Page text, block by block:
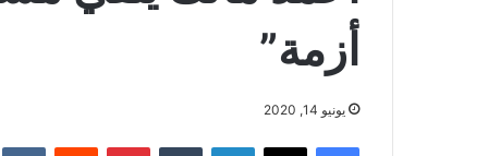
أزمة”
يونيو 14, 2020
فيسبوك ‫X لينكدإن بينتيريست